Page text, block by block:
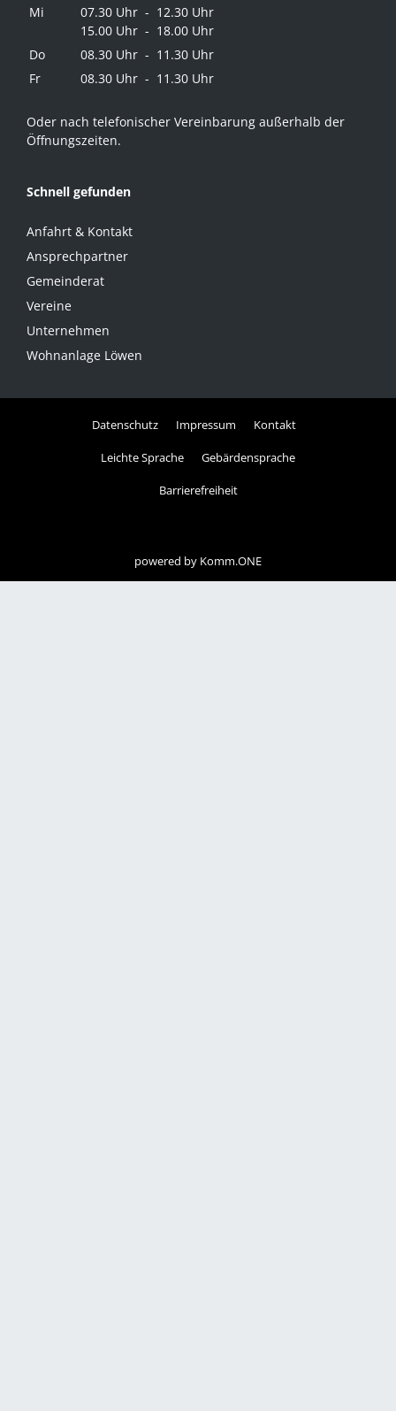
Mi
07.30 Uhr - 12.30 Uhr
15.00 Uhr - 18.00 Uhr
Do
08.30 Uhr - 11.30 Uhr
Fr
08.30 Uhr - 11.30 Uhr
Oder nach telefonischer Vereinbarung außerhalb der
Öffnungszeiten.
Schnell gefunden
Anfahrt & Kontakt
Ansprechpartner
Gemeinderat
Vereine
Unternehmen
Wohnanlage Löwen
Datenschutz Impressum Kontakt
Leichte Sprache Gebärdensprache
Barrierefreiheit
powered by Komm.ONE